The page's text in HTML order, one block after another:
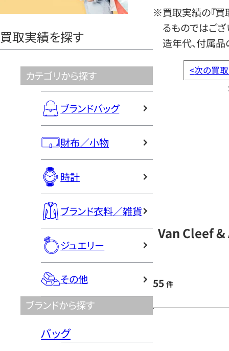
買取実績を探す
カテゴリから探す
ブランドバッグ
財布／小物
時計
ブランド衣料／雑貨
ジュエリー
その他
ブランドから探す
バッグ
※買取実績の『買
るものではござ
造年代、付属品
<次の買
Van Cleef &
55 件